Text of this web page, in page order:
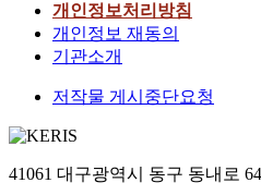
개인정보처리방침
개인정보 재동의
기관소개
저작물 게시중단요청
41061 대구광역시 동구 동내로